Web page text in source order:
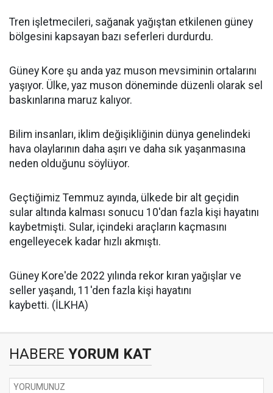
Tren işletmecileri, sağanak yağıştan etkilenen güney
bölgesini kapsayan bazı seferleri durdurdu.
Güney Kore şu anda yaz muson mevsiminin ortalarını
yaşıyor. Ülke, yaz muson döneminde düzenli olarak sel
baskınlarına maruz kalıyor.
Bilim insanları, iklim değişikliğinin dünya genelindeki
hava olaylarının daha aşırı ve daha sık yaşanmasına
neden olduğunu söylüyor.
Geçtiğimiz Temmuz ayında, ülkede bir alt geçidin
sular altında kalması sonucu 10'dan fazla kişi hayatını
kaybetmişti. Sular, içindeki araçların kaçmasını
engelleyecek kadar hızlı akmıştı.
Güney Kore'de 2022 yılında rekor kıran yağışlar ve
seller yaşandı, 11'den fazla kişi hayatını
kaybetti. (İLKHA)
HABERE YORUM KAT